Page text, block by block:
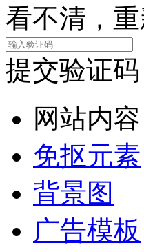
看不清，
提交验证码
网站内容
免抠元素
背景图
广告模板